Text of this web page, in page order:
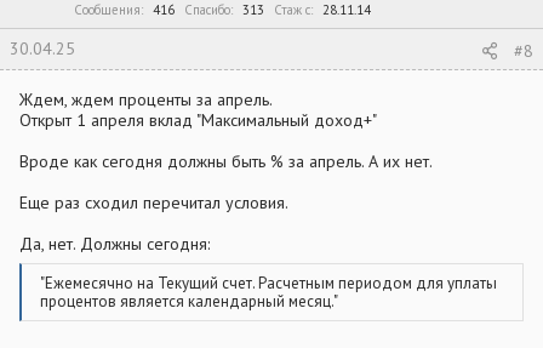
Сообщения
416 Спасибо 313 Стаж c 28.11.14
30.04.25 #8
Ждем, ждем проценты за апрель.
Открыт 1 апреля вклад "Максимальный доход+"
Вроде как сегодня должны быть % за апрель. А их нет.
Еще раз сходил перечитал условия.
Да, нет. Должны сегодня:
"Ежемесячно на Текущий счет. Расчетным периодом для уплаты
процентов является календарный месяц."